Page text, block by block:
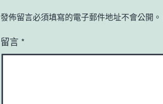
發佈留言必須填寫的電子郵件地址不會公開。
留言 *